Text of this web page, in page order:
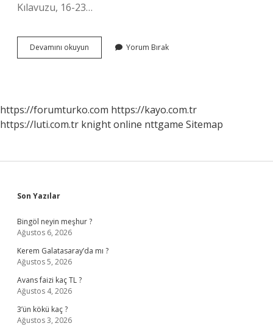
Kılavuzu, 16-23…
Devamını okuyun
2024
Yorum Bırak
https://forumturko.com https://kayo.com.tr
https://luti.com.tr knight online nttgame Sitemap
Sidebar
Son Yazılar
Bingöl neyin meşhur ?
Ağustos 6, 2026
Kerem Galatasaray’da mı ?
Ağustos 5, 2026
Avans faizi kaç TL ?
Ağustos 4, 2026
3’ün kökü kaç ?
Ağustos 3, 2026